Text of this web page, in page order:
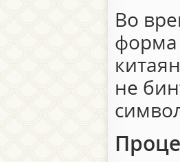
Во
форма
не